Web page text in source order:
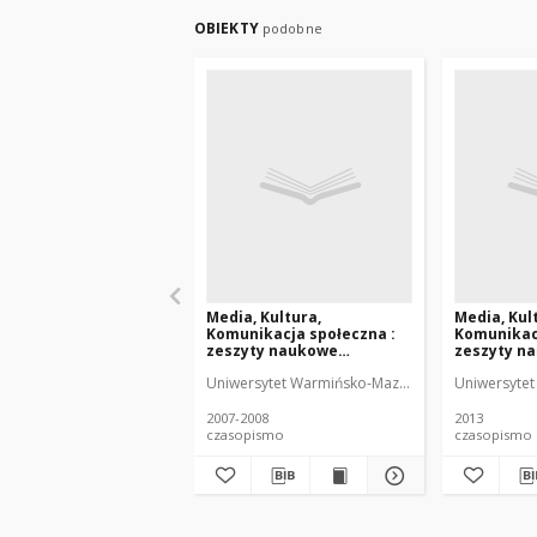
OBIEKTY podobne
Media, Kultura,
Komunikacja społeczna :
zeszyty naukowe
Komunikacji Społecznej
Uniwersytet Warmińsko-Mazurski (Olsztyn).
2007-2008
czasopismo
Media,
zeszyty
2013
czasopismo